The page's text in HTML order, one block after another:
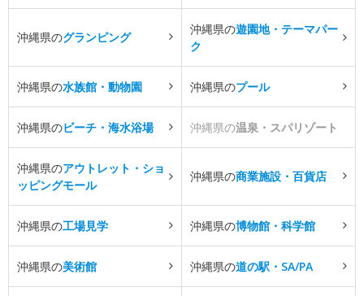
沖縄県のグランピング
沖縄県の遊園地・テーマパー
ク
沖縄県の水族館・動物園 沖縄県のプール
沖縄県のビーチ・海水浴場 沖縄県の温泉・スパリゾート
沖縄県のアウトレット・ショ
ッピングモール
沖縄県の商業施設・百貨店
沖縄県の工場見学 沖縄県の博物館・科学館
沖縄県の美術館 沖縄県の道の駅・SA/PA